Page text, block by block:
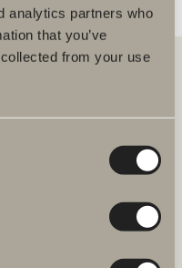
analytics partners who
that you’ve
from your use